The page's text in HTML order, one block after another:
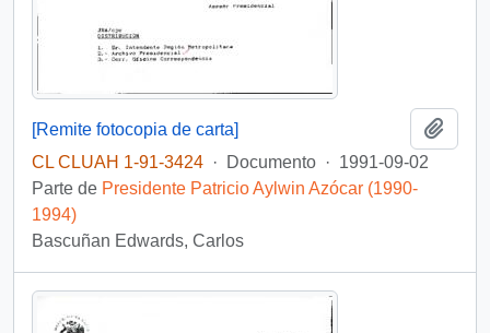
[Remite fotocopia de carta]
CL CLUAH 1-91-3424 · Documento · 1991-09-02
Parte de Presidente Patricio Aylwin Azócar (1990-
1994)
Bascuñan Edwards, Carlos